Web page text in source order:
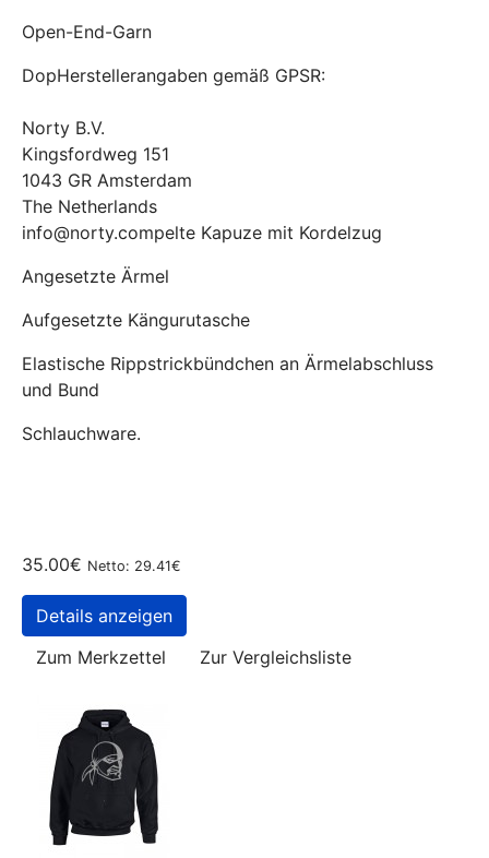
Open-End-Garn
DopHerstellerangaben gemäß GPSR:
Norty B.V.
Kingsfordweg 151
1043 GR Amsterdam
The Netherlands
info@norty.compelte Kapuze mit Kordelzug
Angesetzte Ärmel
Aufgesetzte Kängurutasche
Elastische Rippstrickbündchen an Ärmelabschluss
und Bund
Schlauchware.
35.00€ Netto: 29.41€
Details anzeigen
Zum Merkzettel
Zur Vergleichsliste